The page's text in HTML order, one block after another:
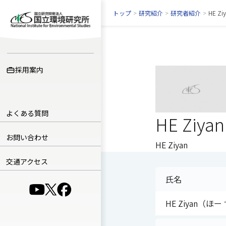
採用案内
よくある質問
お問い合わせ
交通アクセス
（別ウインドウで開きます）
（別ウインドウで開きます）
（別ウインドウで開きます）
トップ > 研究紹介 > 研究者紹介 > HE
HE Ziyan
HE Ziyan
氏名
HE Ziyan（ほー